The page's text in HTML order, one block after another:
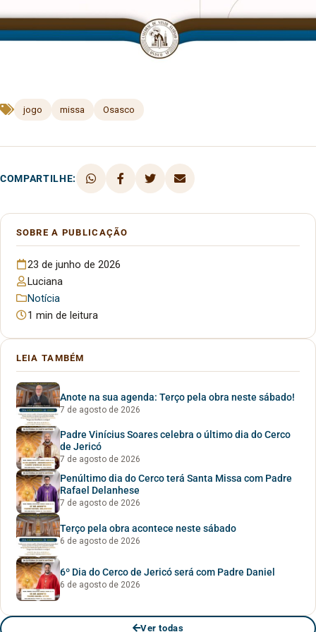
jogo missa Osasco
COMPARTILHE:
SOBRE A PUBLICAÇÃO
23 de junho de 2026
Luciana
Notícia
1 min de leitura
LEIA TAMBÉM
Anote na sua agenda: Terço pela obra neste sábado!
7 de agosto de 2026
Padre Vinícius Soares celebra o último dia do Cerco
de Jericó
7 de agosto de 2026
Penúltimo dia do Cerco terá Santa Missa com Padre
Rafael Delanhese
7 de agosto de 2026
Terço pela obra acontece neste sábado
6 de agosto de 2026
6º Dia do Cerco de Jericó será com Padre Daniel
6 de agosto de 2026
Ver todas